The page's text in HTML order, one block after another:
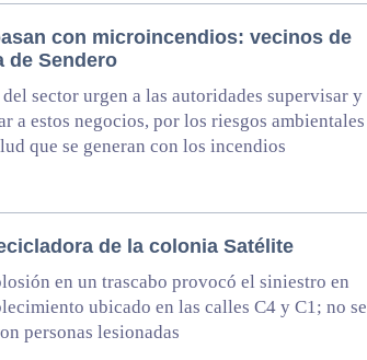
con microincendios: vecinos de
de Sendero
sector urgen a las autoridades supervisar y
a estos negocios, por los riesgos ambientales
que se generan con los incendios
de la colonia Satélite
en un trascabo provocó el siniestro en
ubicado en las calles C4 y C1; no se
personas lesionadas